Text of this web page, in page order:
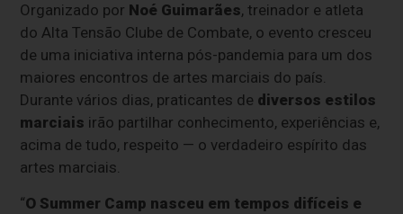
Organizado por Noé Guimarães, treinador e atleta
do Alta Tensão Clube de Combate, o evento cresceu
de uma iniciativa interna pós-pandemia para um dos
maiores encontros de artes marciais do país.
Durante vários dias, praticantes de diversos estilos
marciais irão partilhar conhecimento, experiências e,
acima de tudo, respeito — o verdadeiro espírito das
artes marciais.
“O Summer Camp nasceu em tempos difíceis e